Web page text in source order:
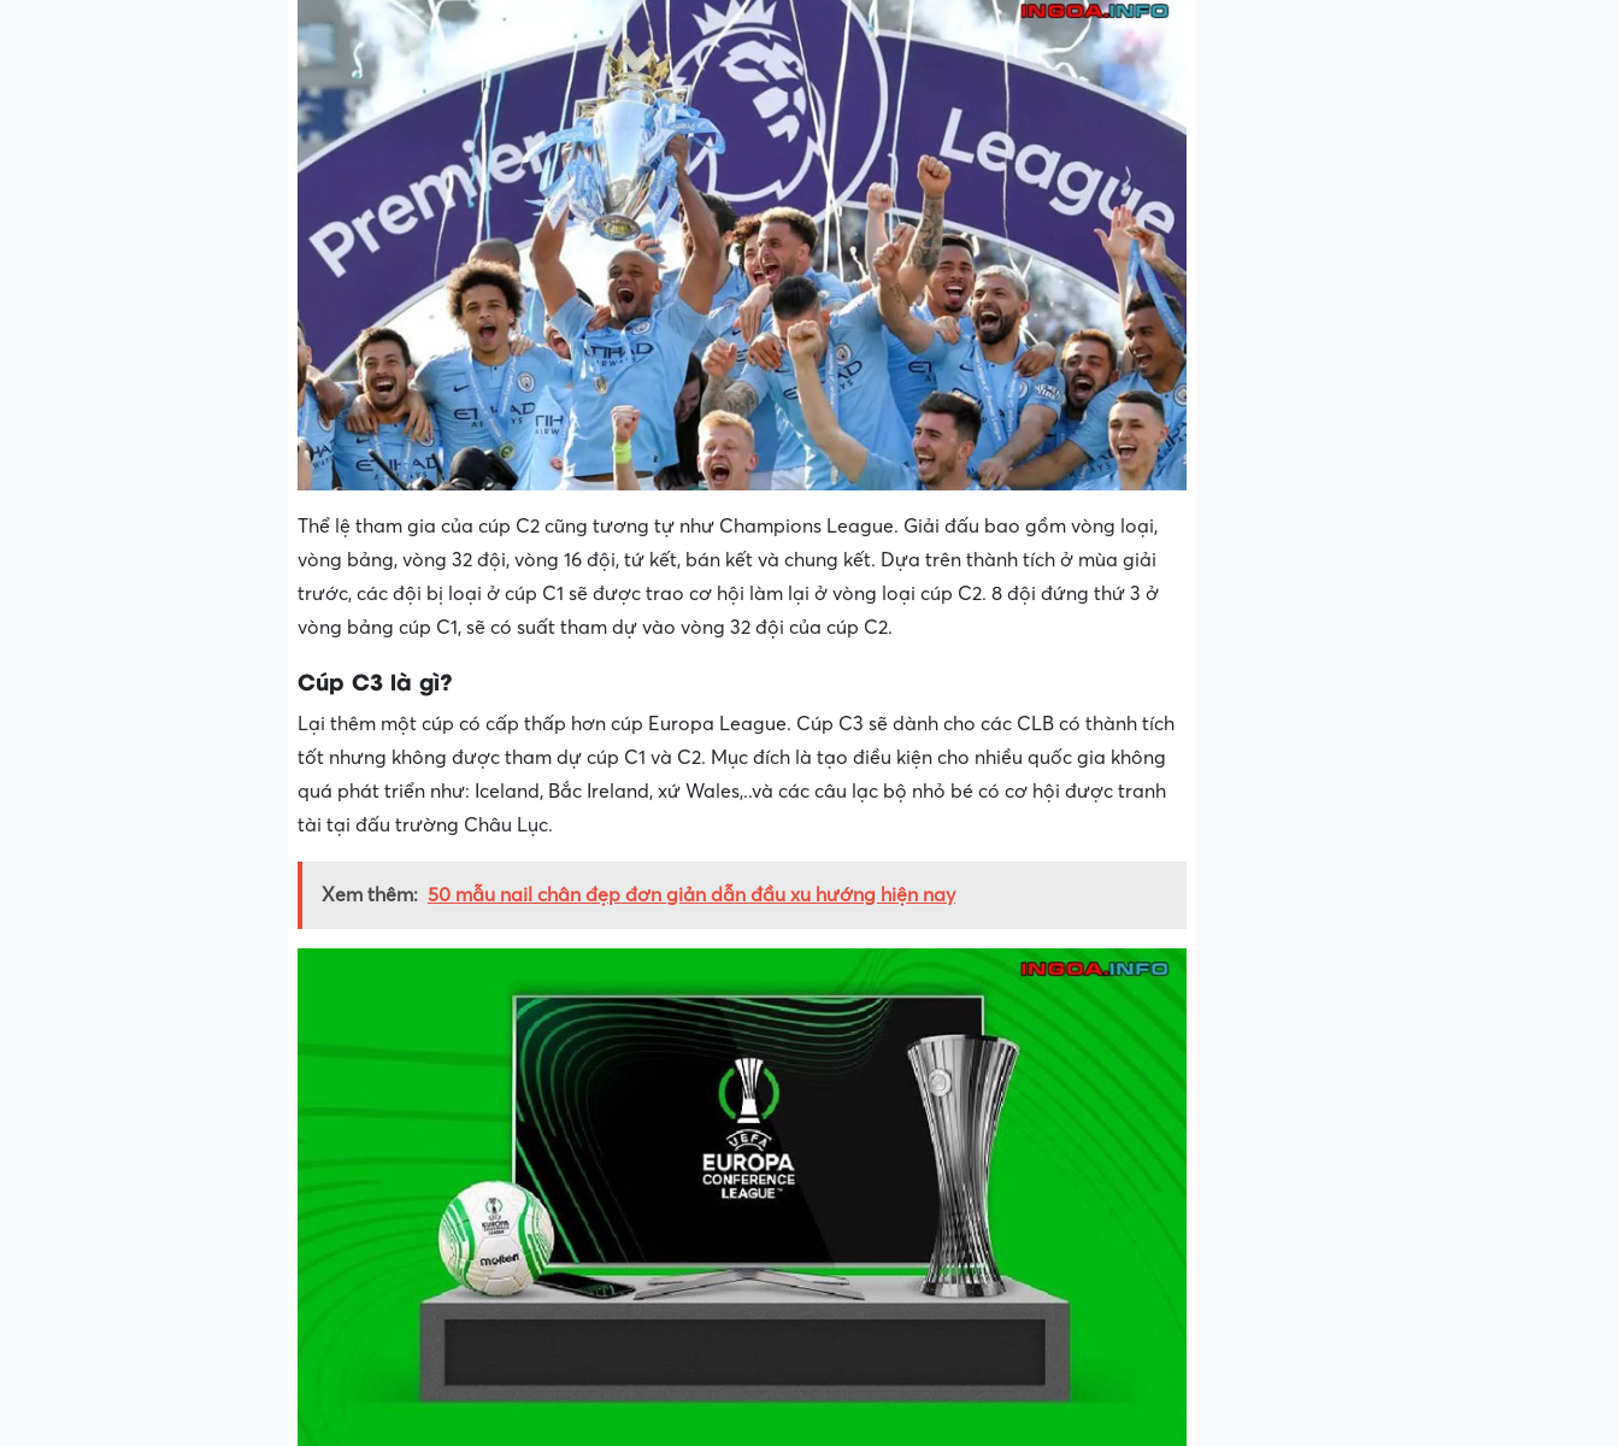
Thể lệ tham gia của cúp C2 cũng tương tự như Champions League. Giải đấu bao gồm vòng loại,
vòng bảng, vòng 32 đội, vòng 16 đội, tứ kết, bán kết và chung kết. Dựa trên thành tích ở mùa giải
trước, các đội bị loại ở cúp C1 sẽ được trao cơ hội làm lại ở vòng loại cúp C2. 8 đội đứng thứ 3 ở
vòng bảng cúp C1, sẽ có suất tham dự vào vòng 32 đội của cúp C2.
Cúp C3 là gì?
Lại thêm một cúp có cấp thấp hơn cúp Europa League. Cúp C3 sẽ dành cho các CLB có thành tích
tốt nhưng không được tham dự cúp C1 và C2. Mục đích là tạo điều kiện cho nhiều quốc gia không
quá phát triển như: Iceland, Bắc Ireland, xứ Wales,..và các câu lạc bộ nhỏ bé có cơ hội được tranh
tài tại đấu trường Châu Lục.
Xem thêm: 50 mẫu nail chân đẹp đơn giản dẫn đầu xu hướng hiện nay